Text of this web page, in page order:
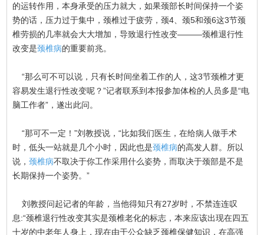
的运转作用，本身承受的压力就大，如果颈部长时间保持一个姿
势的话，压力过于集中，颈椎过于疲劳，颈4、颈5和颈6这3节颈
椎劳损的几率就会大大增加，导致退行性改变———颈椎退行性
改变是颈椎病的重要前兆。
“那么可不可以说，只有长时间坐着工作的人，这3节颈椎才更
容易发生退行性改变呢？”记者联系到本报参加体检的人员多是“电
脑工作者”，遂出此问。
“那可不一定！”刘教授说，“比如我们医生，在给病人做手术
时，低头一站就是几个小时，因此也是颈椎病的高发人群。所以
说，颈椎病不取决于你工作采用什么姿势，而取决于颈部是不是
长期保持一个姿势。”
刘教授问起记者的年龄，当他得知只有27岁时，不禁连连叹
息:“颈椎退行性改变其实是颈椎老化的标志，本来应该出现在四五
十岁的中老年人身上，现在由于公众缺乏颈椎保健知识，在高强